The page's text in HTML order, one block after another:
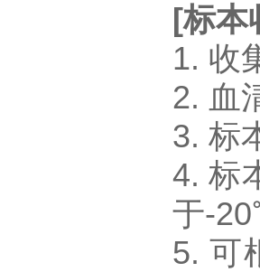
[标本
1. 收
2. 血
3. 标
4. 标
于-
5. 可